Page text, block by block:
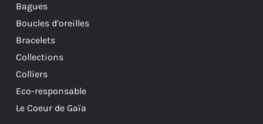
Bagues
Boucles d’oreilles
Bracelets
Collections
Colliers
Eco-responsable
Le Coeur de Gaïa